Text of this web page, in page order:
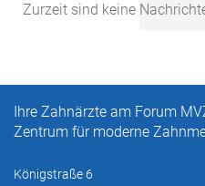
Zurzeit sind keine
Ihre Zahnärzte am Forum
Zentrum für moderne
Königstraße 6